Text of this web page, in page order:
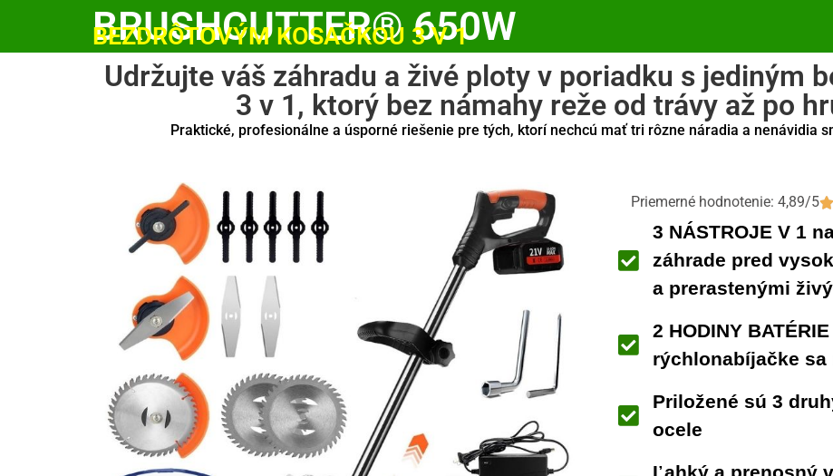
BRUSHCUTTER® 650W
BEZDRÔTOVÝM KOSAČKOU 3 V 1
Udržujte váš záhradu a živé ploty v poriadku s jediným
3 v 1, ktorý bez námahy reže od trávy až po
Praktické, profesionálne a úsporné riešenie pre tých, ktorí nechcú mať tri rôzne náradia a nenávidia
Priemerné hodnotenie: 4,89/5
3 NÁSTROJE V 1
záhrade pred
a prerastenými
2 HODINY BATÉRIE
rýchlonabíjačke sa
Priložené sú 3
ocele